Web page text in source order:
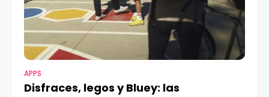
APPS
Disfraces, legos y Bluey: las